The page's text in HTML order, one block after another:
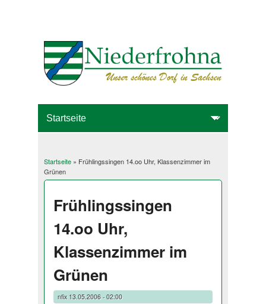
Sie sind hier
Startseite» Frühlingssingen 14.oo Uhr, Klassenzimmer im
Grünen
Frühlingssingen
14.oo Uhr,
Klassenzimmer im
Grünen
nfix13.05.2006 - 02:00